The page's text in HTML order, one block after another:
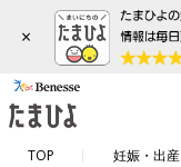
×
TOP 妊娠・出産